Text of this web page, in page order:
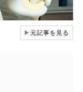
▶元記事を見る